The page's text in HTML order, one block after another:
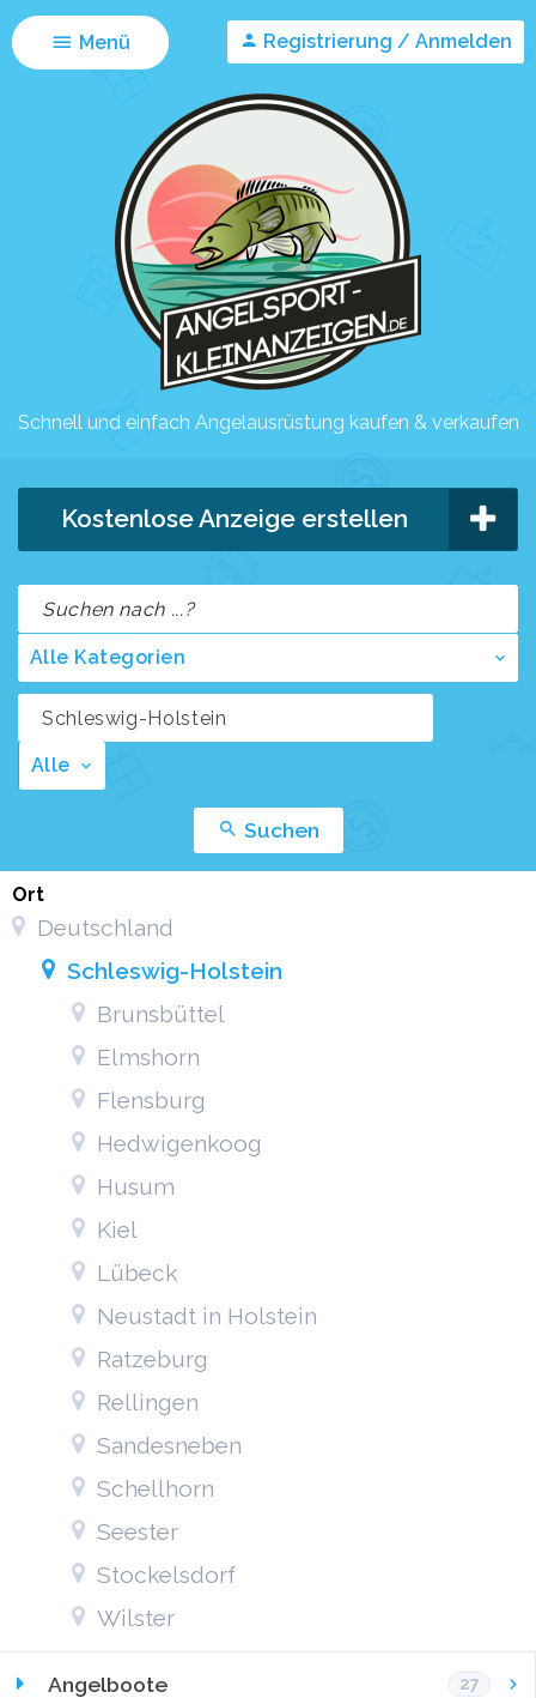
Menü Registrierung / Anmelden
Schnell und einfach Angelausrüstung kaufen & verkaufen
Kostenlose Anzeige erstellen
Alle Kategorien
Alle
Suchen
Ort
Deutschland
Schleswig-Holstein
Brunsbüttel
Elmshorn
Flensburg
Hedwigenkoog
Husum
Kiel
Lübeck
Neustadt in Holstein
Ratzeburg
Rellingen
Sandesneben
Schellhorn
Seester
Stockelsdorf
Wilster
Angelboote 27